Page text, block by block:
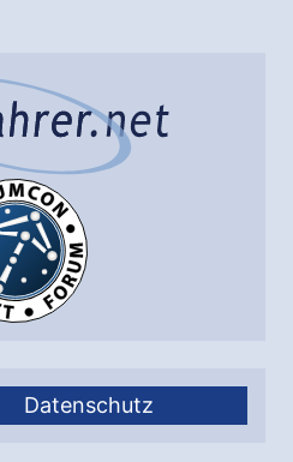
Datenschutz